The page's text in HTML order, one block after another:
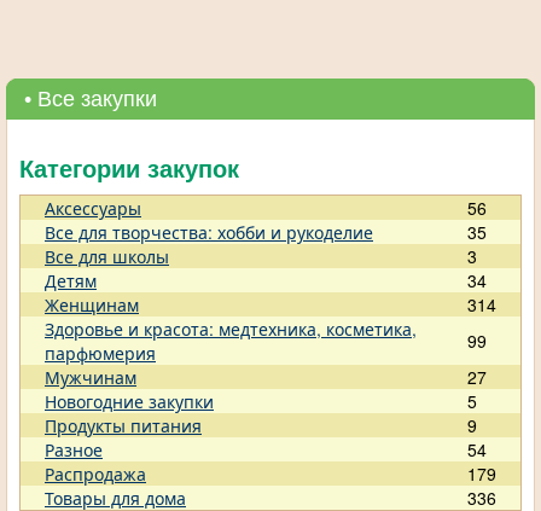
• Все закупки
Категории закупок
Аксессуары
56
Все для творчества: хобби и рукоделие
35
Все для школы
3
Детям
34
Женщинам
314
Здоровье и красота: медтехника, косметика,
парфюмерия
99
Мужчинам
27
Новогодние закупки
5
Продукты питания
9
Разное
54
Распродажа
179
Товары для дома
336